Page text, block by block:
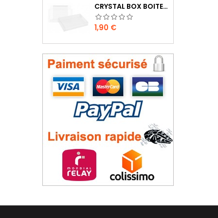
CRYSTAL BOX BOITE MASTER SYSTEM / MEGADRIVE
Prix
1,90 €